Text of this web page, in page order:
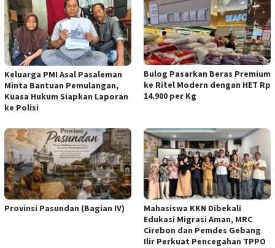
Keluarga PMI Asal Pasaleman
Minta Bantuan Pemulangan,
Kuasa Hukum Siapkan Laporan
ke Polisi
Bulog Pasarkan Beras Premium
ke Ritel Modern dengan HET Rp
14.900 per Kg
Provinsi Pasundan (Bagian IV)
Mahasiswa KKN Dibekali
Edukasi Migrasi Aman, MRC
Cirebon dan Pemdes Gebang
Ilir Perkuat Pencegahan TPPO